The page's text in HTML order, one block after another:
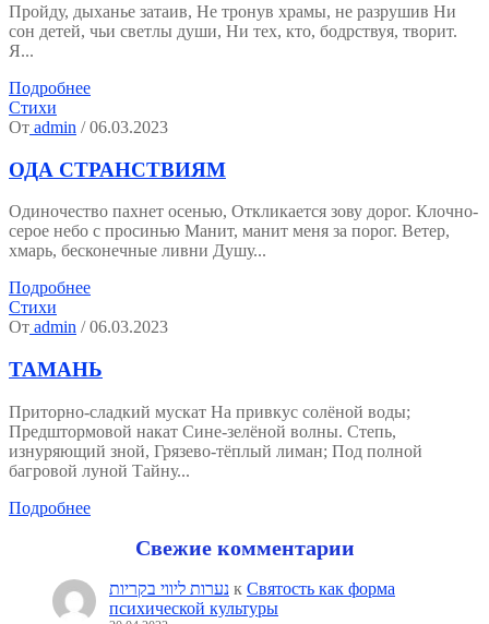
Пройду, дыханье затаив, Не тронув храмы, не разрушив Ни
сон детей, чьи светлы души, Ни тех, кто, бодрствуя, творит.
Я...
Подробнее
Стихи
От admin / 06.03.2023
ОДА СТРАНСТВИЯМ
Одиночество пахнет осенью, Откликается зову дорог. Клочно-
серое небо с просинью Манит, манит меня за порог. Ветер,
хмарь, бесконечные ливни Душу...
Подробнее
Стихи
От admin / 06.03.2023
ТАМАНЬ
Приторно-сладкий мускат На привкус солёной воды;
Предштормовой накат Сине-зелёной волны. Степь,
изнуряющий зной, Грязево-тёплый лиман; Под полной
багровой луной Тайну...
Подробнее
Свежие комментарии
נערות ליווי בקריות к Святость как форма
психической культуры